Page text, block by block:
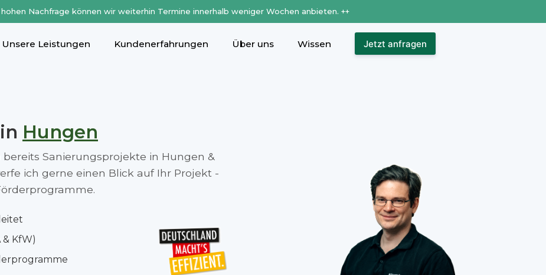
Nachfrage können wir weiterhin Termine innerhalb weniger Wochen anbieten. ++
Unsere Leistungen Kundenerfahrungen Über uns Wissen Jetzt anfragen
Hungen
Sanierungsprojekte in Hungen &
ich gerne einen Blick auf Ihr Projekt -
KfW)